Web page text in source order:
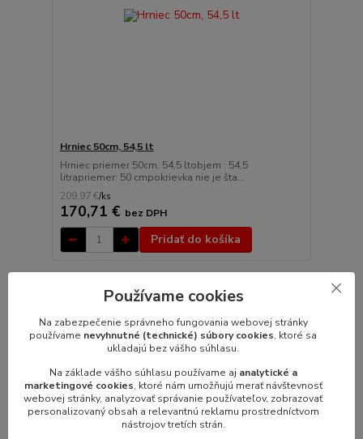
Hrniec 50cm, 54,5 lt
Hrniec priemer 50cm, 54,5 ltobjem : 54,5
litrapriemer: 50 cmpokrievka nie je šta...
209,97 €/ks
170,71 € bez DPH
Pridať do košíka
Používame cookies
Na zabezpečenie správneho fungovania webovej stránky
používame nevyhnutné (technické) súbory cookies, ktoré sa
ukladajú bez vášho súhlasu.
Na základe vášho súhlasu používame aj analytické a
marketingové cookies, ktoré nám umožňujú merať návštevnosť
webovej stránky, analyzovať správanie používateľov, zobrazovať
personalizovaný obsah a relevantnú reklamu prostredníctvom
nástrojov tretích strán.